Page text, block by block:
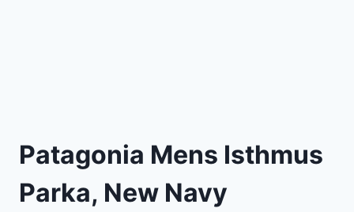
Patagonia Mens Isthmus
Parka, New Navy